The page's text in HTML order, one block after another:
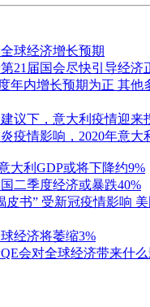
球经济增长预期
21届国会尽快引导经济
年内增长预期为正 其他
议下，意大利疫情迎来
疫情影响，2020年意大
大利GDP或将下降约9%
二季度经济或暴跌40%
皮书” 受新冠疫情影响
经济将萎缩3%
会对全球经济带来什么